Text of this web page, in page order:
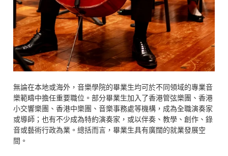
無論在本地或海外，音樂學院的畢業生均可於不同領域的專業音
樂範疇中擔任重要職位。部分畢業生加入了香港管弦樂團、香港
小交響樂團、香港中樂團、音樂事務處等機構，成為全職演奏家
或導師；也有不少成為特約演奏家，或以伴奏、教學、創作、錄
音或藝術行政為業。總括而言，畢業生具有廣闊的就業發展空
間。